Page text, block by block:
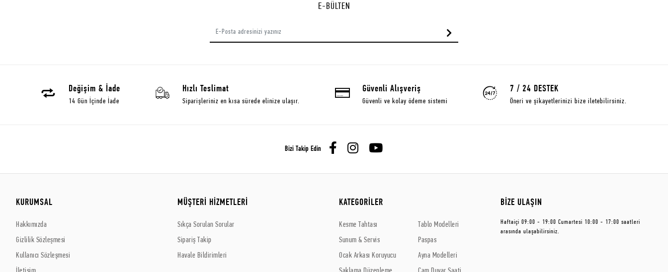
E-BÜLTEN
Değişim & İade
14 Gün İçinde İade
Hızlı Teslimat
Siparişleriniz en kısa sürede elinize ulaşır.
Güvenli Alışveriş
Güvenli ve kolay ödeme sistemi
7 / 24 DESTEK
Öneri ve şikayetlerinizi bize iletebilirsiniz.
Bizi Takip Edin
KURUMSAL
Hakkımızda
Gizlilik Sözleşmesi
Kullanıcı Sözleşmesi
MÜŞTERİ HİZMETLERİ
Sıkça Sorulan Sorular
Sipariş Takip
Havale Bildirimleri
KATEGORİLER
Kesme Tahtası
Sunum & Servis
Ocak Arkası Koruyucu
Tablo Modelleri
Paspas
Ayna Modelleri
BİZE ULAŞIN
Haftaiçi 09:00 - 19:00 Cumartesi 10:00 - 17:00 saatleri
arasında ulaşabilirsiniz.